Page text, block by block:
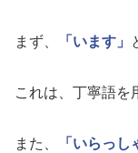
まず、 「います」
これは、丁寧語を
また、 「いらっし